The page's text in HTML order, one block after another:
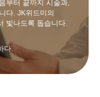
부터 끝까지 시술과,
다. JK위드미의
빛나도록 돕습니다.
다.